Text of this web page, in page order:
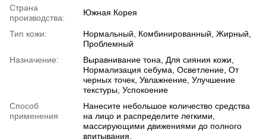
Страна
производства:
Южная Корея
Тип кожи:
Нормальный, Комбинированный, Жирный,
Проблемный
Назначение:
Выравнивание тона, Для сияния кожи,
Нормализация себума, Осветление, От
черных точек, Увлажнение, Улучшение
текстуры, Успокоение
Способ
применения
Нанесите небольшое количество средства
на лицо и распределите легкими,
массирующими движениями до полного
впитывания.